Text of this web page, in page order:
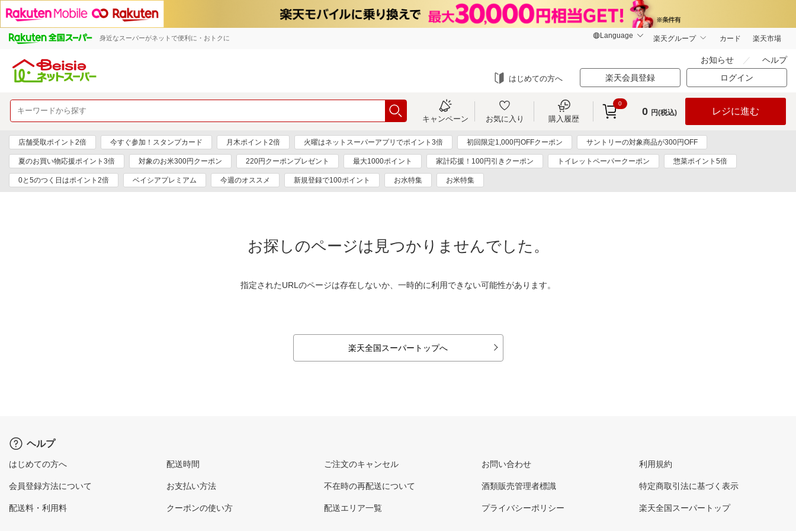
身近なスーパーがネットで便利に・おトクに 楽天グループ カード 楽天市場
お知らせ ヘルプ
はじめての方へ 楽天会員登録 ログイン
キャンペーン お気に入り 購入履歴
0
0 円(税込) レジに進む
店舗受取ポイント2倍 今すぐ参加！スタンプカード 月木ポイント2倍 火曜はネットスーパーアプリでポイント3倍 初回限定1,000円OFFクーポン サントリーの対象商品が300円OFF
夏のお買い物応援ポイント3倍 対象のお米300円クーポン 220円クーポンプレゼント 最大1000ポイント 家計応援！100円引きクーポン トイレットペーパークーポン 惣菜ポイント5倍
0と5のつく日はポイント2倍 ベイシアプレミアム 今週のオススメ 新規登録で100ポイント お水特集 お米特集
お探しのページは見つかりませんでした。
指定されたURLのページは存在しないか、一時的に利用できない可能性があります。
楽天全国スーパートップへ
ヘルプ
はじめての方へ
会員登録方法について
配送料・利用料
配送時間
お支払い方法
クーポンの使い方
ご注文のキャンセル
不在時の再配送について
配送エリア一覧
お問い合わせ
酒類販売管理者標識
プライバシーポリシー
利用規約
特定商取引法に基づく表示
楽天全国スーパートップ